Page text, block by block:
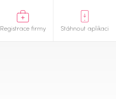
Registrace firmy Stáhnout aplikaci